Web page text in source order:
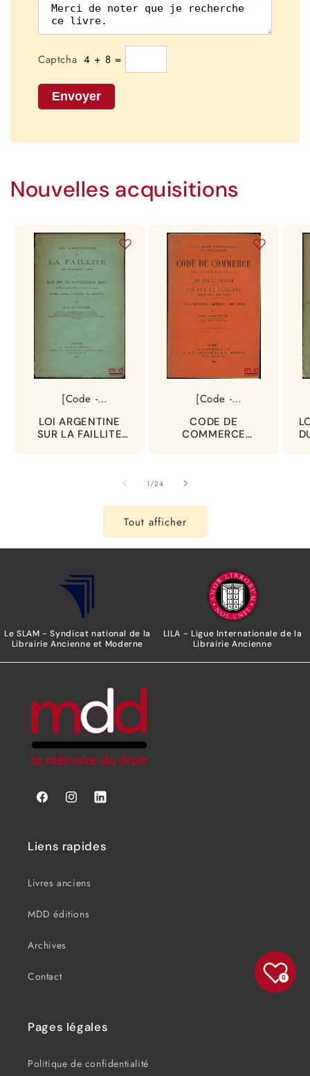
Captcha 4 + 8 =
Envoyer
Nouvelles acquisitions
[Code -
LOI ARGENTINE
SUR LA FAILLITE
[Code -
CARPENTIER
(Paul)
CODE DE
COMMERCE
1/de
24
Tout afficher
Le SLAM - Syndicat national de la
Librairie Ancienne et Moderne
LILA - Ligue Internationale de la
Librairie Ancienne
FacebookInstagram
Tumblr
Liens rapides
Livres anciens
MDD éditions
Archives
Contact
Pages légales
Politique de confidentialité
0